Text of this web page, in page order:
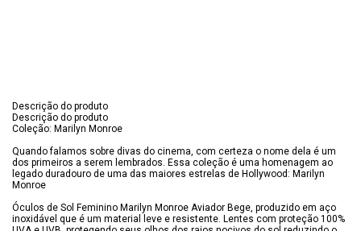
Descrição do produto
Descrição do produto
Coleção: Marilyn Monroe
Quando falamos sobre divas do cinema, com certeza o nome dela é um
dos primeiros a serem lembrados. Essa coleção é uma homenagem ao
legado duradouro de uma das maiores estrelas de Hollywood: Marilyn
Monroe
Óculos de Sol Feminino Marilyn Monroe Aviador Bege, produzido em aço
inoxidável que é um material leve e resistente. Lentes com proteção 100%